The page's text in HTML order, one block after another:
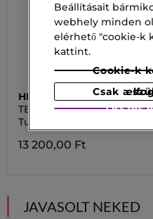
HERMÈS
TERRE D'HERMÈS
Tusfürdő-gél és sampon
13 200,00 Ft
JAVASOLT NEKED
Beállításait
webhely minden
elérhető "cookie-k
kattint.
Cookie-k
Csak a
Összes